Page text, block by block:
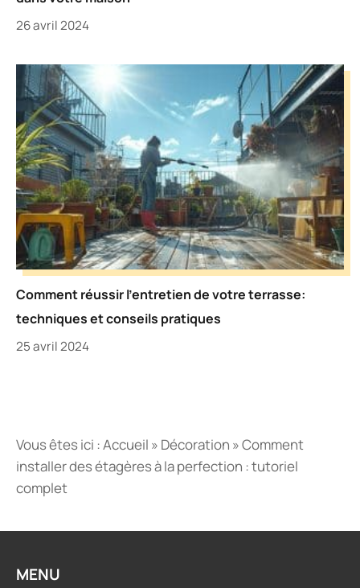
26 avril 2024
Comment réussir l’entretien de votre terrasse:
techniques et conseils pratiques
25 avril 2024
Vous êtes ici :Accueil » Décoration »Comment
installer des étagères à la perfection : tutoriel
complet
MENU